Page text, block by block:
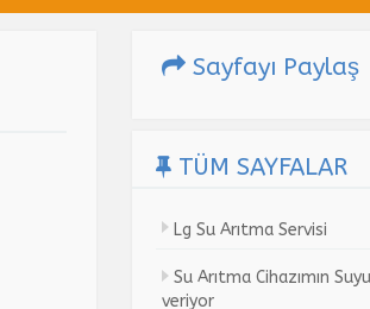
Sayfayı Paylaş
TÜM SAYFALAR
Lg Su Arıtma Servisi
Su Arıtma Cihazımın
veriyor